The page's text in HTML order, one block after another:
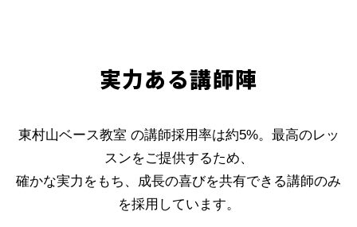
実力ある講師陣
東村山ベース教室 の講師採用率は約5%。最高のレッ
スンをご提供するため、
確かな実力をもち、成長の喜びを共有できる講師のみ
を採用しています。